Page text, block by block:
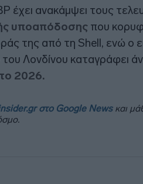
έχει ανακάμψει τους
υποαπόδοσης που
της από τη Shell, ενώ ο
του Λονδίνου καταγράφει
2026.
στο Google Newsκαι